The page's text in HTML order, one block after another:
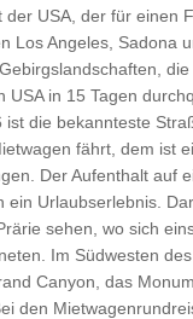
der USA, der für einen
Los Angeles, Sadona
die
USA in 15 Tagen
ist die bekannteste
fährt, dem ist
Der Aufenthalt auf
ein Urlaubserlebnis.
sehen, wo sich
Im Südwesten
Canyon, das
den